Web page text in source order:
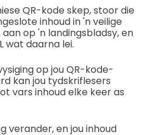
QR-kode skep, stoor die
inhoud in 'n veilige
op 'n landingsbladsy, en
wat daarna lei.
op jou QR-kode-
kan jou tydskriflesers
vars inhoud elke keer as
verander, en jou inhoud